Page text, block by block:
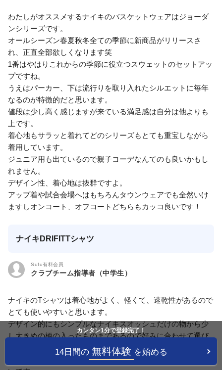
わたしがオススメするナイキのバスケットウェアはジョーダ
ンシリーズです。
オールシーズン春夏秋冬全ての季節に新商品がリリースさ
れ、正直全部欲しくなります笑
1番はやはりこれからの季節に役立つスウェットのセットアッ
プですね。
うえはパーカー、下は流行りを取り入れたシルエットに毎年
なるのが特徴的だと思います。
値段は少し高く感じますが来ている満足感は自分は他よりも
上です。
着心地もサラッと着れてどのシリーズもとても重宝しながら
着用しています。
ジュニア用も出ているので親子コーデなんてのも良いかもし
れません。
デザイン性、着心地は抜群ですよ。
アップ着や試合会場へはもちろんタウンウェアでも全然いけ
ますしオンコート、オフコートどちらもカッコ良いです！
ナイキDRlFITTシャツ
Sufu有料会員
クラブチーム指導者（中学生）
ナイキのTシャツは着心地がよく、軽くて、速乾性があるので
とても使いやすいと思います。
デザイン的にもシンプルなナイキスオッシュだけの物から少
し大きめの柄の入ったものまであるので好みに合わせて選び
やすいと思います。
耐久性にもすぐれているので洗濯回数が増えても傷みが少な
カンタン1分で登録完了！
14日間の 無料体験 を始める